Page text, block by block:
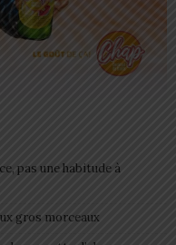
pas une habitude à
gros morceaux